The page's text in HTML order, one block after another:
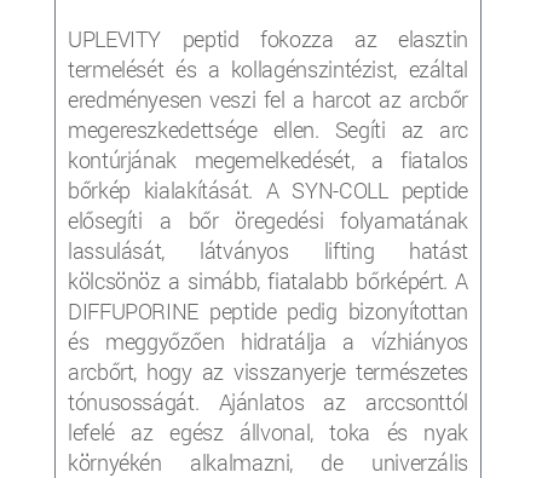
UPLEVITY peptid fokozza az elasztin
termelését és a kollagénszintézist, ezáltal
eredményesen veszi fel a harcot az arcbőr
megereszkedettsége ellen. Segíti az arc
kontúrjának megemelkedését, a fiatalos
bőrkép kialakítását. A SYN-COLL peptide
elősegíti a bőr öregedési folyamatának
lassulását, látványos lifting hatást
kölcsönöz a simább, fiatalabb bőrképért. A
DIFFUPORINE peptide pedig bizonyítottan
és meggyőzően hidratálja a vízhiányos
arcbőrt, hogy az visszanyerje természetes
tónusosságát. Ajánlatos az arccsonttól
lefelé az egész állvonal, toka és nyak
környékén alkalmazni, de univerzális